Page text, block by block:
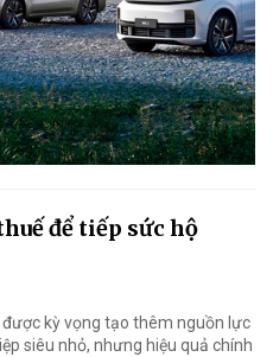
để tiếp sức hộ
kỳ vọng tạo thêm nguồn lực
siêu nhỏ, nhưng hiệu quả chính